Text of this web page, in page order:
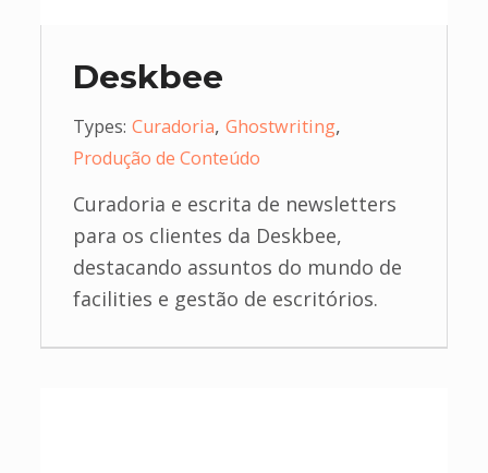
Deskbee
Types: Curadoria, Ghostwriting,
Produção de Conteúdo
Curadoria e escrita de newsletters
para os clientes da Deskbee,
destacando assuntos do mundo de
facilities e gestão de escritórios.